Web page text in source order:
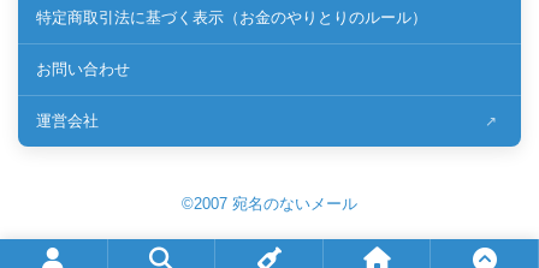
特定商取引法に基づく表示（お金のやりとりのルール）
お問い合わせ
運営会社
©2007 宛名のないメール